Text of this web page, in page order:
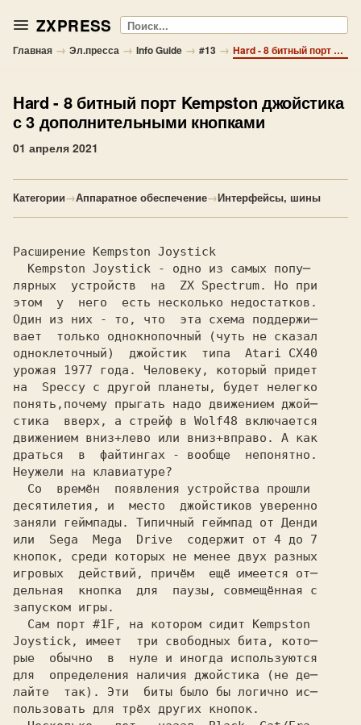
ZXPRESS Поиск
Главная → Эл.пресса → Info Guide → #13 → Hard - 8 битный порт Kempston джойстика с 3 дополнительными кнопками
Hard - 8 битный порт Kempston джойстика
с 3 дополнительными кнопками
01 апреля 2021
Категории→Аппаратное обеспечение→Интерфейсы, шины
  Kempston Joystick
- одно из самых попу─
лярных  устройств  на
ZX Spectrum.
Но при
этом  у  него  есть несколько недостатков.
Один из них - то, что  эта схема поддержи─
вает  только однокнопочный (чуть не сказал
одноклеточный)  джойстик  типа
Atari CX40
урожая 1977 года. Человеку, который придет
на
Speccy с другой планеты, будет нелегко
понять,почему прыгать надо движением джой─
стика  вверх, а стрейф в Wolf48 включается
движением вниз+лево или вниз+вправо. А как
драться  в  файтингах - вообще  непонятно.
Неужели на клавиатуре?
  Со  времён  появления устройства прошли
десятилетия, и  место  джойстиков уверенно
заняли геймпады. Типичный геймпад от Денди
или
Sega  Mega  Drive
содержит от 4 до 7
кнопок, среди которых не менее двух разных
игровых  действий, причём  ещё имеется от─
дельная  кнопка  для  паузы, совмещённая с
запуском игры.
  Сам порт
#1F,
на котором сидит Kempston
Joystick,
имеет  три свободных бита, кото─
рые  обычно  в  нуле и иногда используются
для  определения наличия джойстика (не де─
лайте  так). Эти  биты было бы логично ис─
пользовать для трёх других кнопок.